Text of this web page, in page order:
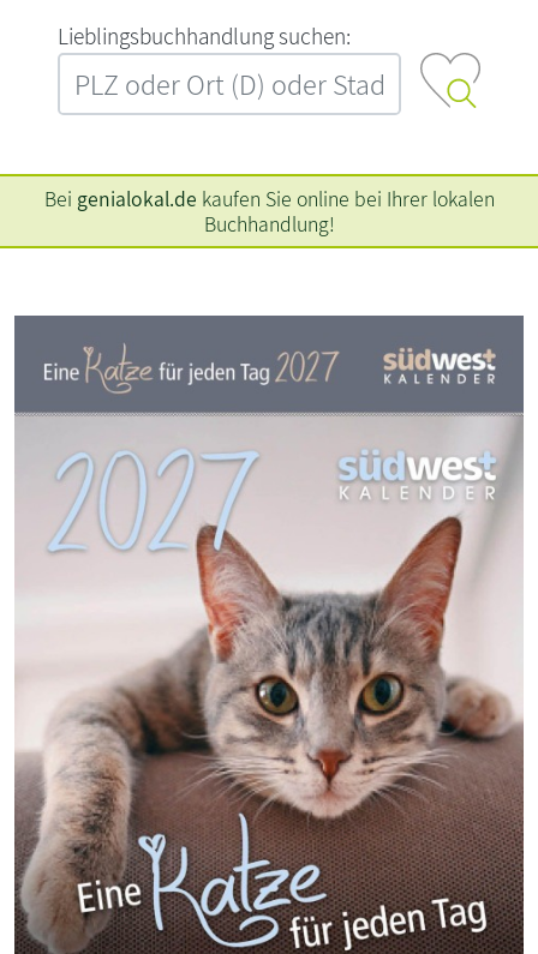
L‍i‍e‍b‍l‍i‍n‍g‍s‍b‍u‍c‍h‍h‍a‍n‍d‍l‍u‍n‍g‍ ‍s‍u‍c‍h‍e‍n‍:‍
Bei genialokal.de kaufen Sie online bei Ihrer lokalen
Buchhandlung!